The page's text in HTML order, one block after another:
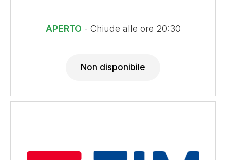
APERTO - Chiude alle ore 20:30
Non disponibile